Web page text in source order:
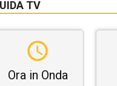
TV
Ora in Onda